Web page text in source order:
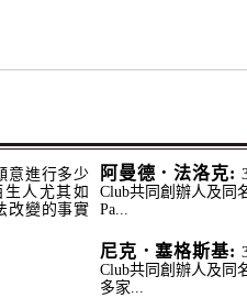
意進行多少
人尤其如
改變的事實
阿曼德．法洛克:
Club共同創辦人及同
Pa...
尼克．塞格斯基:
Club共同創辦人及同
多家...